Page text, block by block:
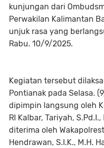
kunjungan dari
Perwakilan Kalimantan
unjuk rasa yang
Rabu. 10/9/2025.
Kegiatan tersebut
Pontianak pada Selasa.
dipimpin langsung oleh
RI Kalbar, Tariyah,
diterima oleh
Hendrawan, S.I.K., M.H.